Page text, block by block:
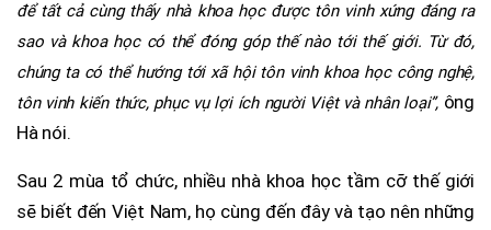
để tất cả cùng thấy nhà khoa học được tôn vinh xứng đáng ra
sao và khoa học có thể đóng góp thế nào tới thế giới. Từ đó,
chúng ta có thể hướng tới xã hội tôn vinh khoa học công nghệ,
tôn vinh kiến thức, phục vụ lợi ích người Việt và nhân loại”,ông
Hà nói.
Sau 2 mùa tổ chức, nhiều nhà khoa học tầm cỡ thế giới
sẽ biết đến Việt Nam, họ cùng đến đây và tạo nên những